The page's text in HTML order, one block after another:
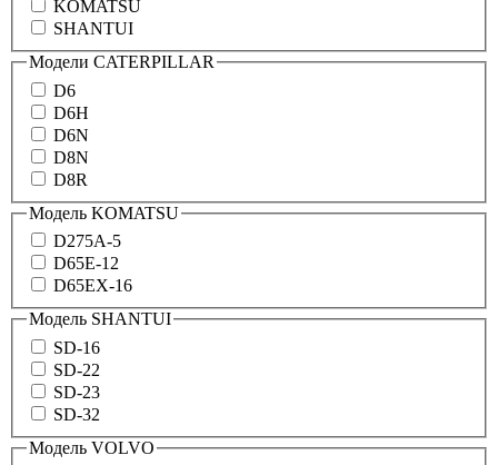
KOMATSU
SHANTUI
Модели CATERPILLAR
D6
D6H
D6N
D8N
D8R
Модель KOMATSU
D275A-5
D65E-12
D65EX-16
Модель SHANTUI
SD-16
SD-22
SD-23
SD-32
Модель VOLVO